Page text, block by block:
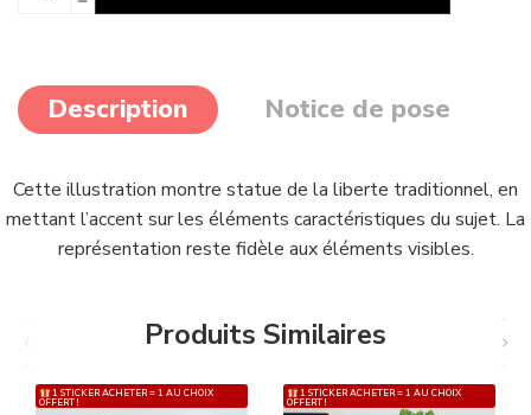
Description Notice de pose
Cette illustration montre statue de la liberte traditionnel, en
mettant l’accent sur les éléments caractéristiques du sujet. La
représentation reste fidèle aux éléments visibles.
Produits Similaires
1 STICKER ACHETER = 1 AU CHOIX
OFFERT !
1 STICKER ACHETER = 1 AU CHOIX
OFFERT !